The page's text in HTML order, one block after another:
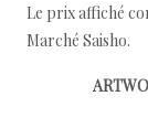
Le prix affiché
Marché Saisho.